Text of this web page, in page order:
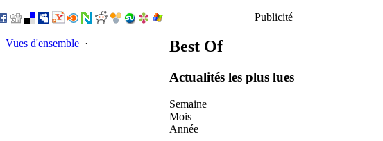
Vues d'ensemble·
Publicité
Best Of
Actualités les plus lues
Semaine
Mois
Année